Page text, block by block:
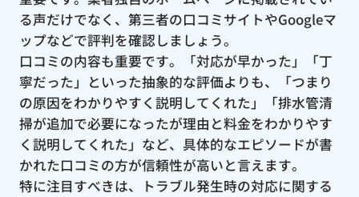
る声だけでなく、第三者の口コミサイトやGoogleマ
ップなどで評判を確認しましょう。
口コミの内容も重要です。「対応が早かった」「丁
寧だった」といった抽象的な評価よりも、「つまり
の原因をわかりやすく説明してくれた」「排水管清
掃が追加で必要になったが理由と料金をわかりやす
く説明してくれた」など、具体的なエピソードが書
かれた口コミの方が信頼性が高いと言えます。
特に注目すべきは、トラブル発生時の対応に関する